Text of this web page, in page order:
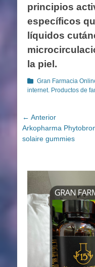
principios
específicos
líquidos
la piel.
Categorías
Gran Farmacia
internet. Productos de
Navegación
de
entradas
← Anterior
Entrada
anterior:
Arkopharma
solaire gummies